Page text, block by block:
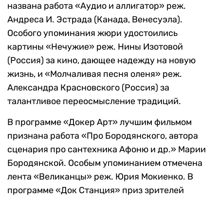
названа работа «Аудио и аллигатор» реж.
Андреса И. Эстрада (Канада, Венесуэла).
Особого упоминания жюри удостоились
картины «Нечужие» реж. Нины Изотовой
(Россия) за кино, дающее надежду на новую
жизнь, и «Молчаливая песня оленя» реж.
Александра Красновского (Россия) за
талантливое переосмысление традиций.
В программе «Докер Арт» лучшим фильмом
признана работа «Про Бородянского, автора
сценария про сантехника Афоню и др.» Марии
Бородянской. Особым упоминанием отмечена
лента «Великанцы» реж. Юрия Мокиенко. В
программе «Док Станция» приз зрителей